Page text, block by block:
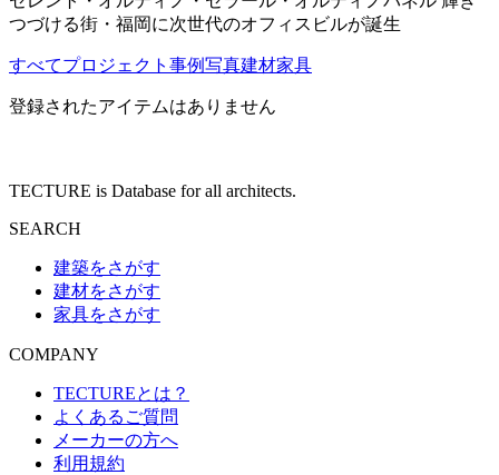
つづける街・福岡に次世代のオフィスビルが誕生
すべてプロジェクト 事例写真建材家具
登録されたアイテムはありません
TECTURE is Database for all architects.
SEARCH
建築をさがす
建材をさがす
家具をさがす
COMPANY
TECTUREとは？
よくあるご質問
メーカーの方へ
利用規約